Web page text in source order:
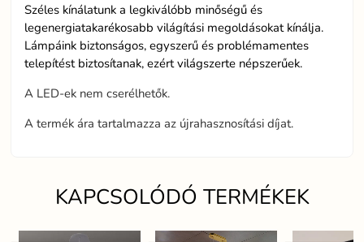
Széles kínálatunk a legkiválóbb minőségű és
legenergiatakarékosabb világítási megoldásokat kínálja.
Lámpáink biztonságos, egyszerű és problémamentes
telepítést biztosítanak, ezért világszerte népszerűek.
A LED-ek nem cserélhetők.
A termék ára tartalmazza az újrahasznosítási díjat.
KAPCSOLÓDÓ TERMÉKEK